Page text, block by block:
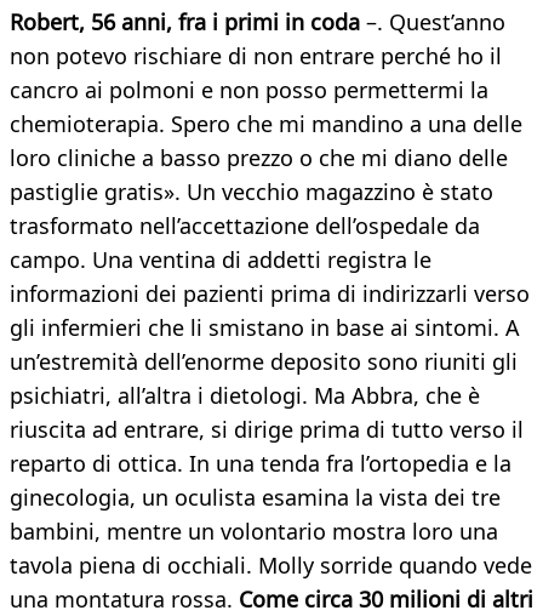
Robert, 56 anni, fra i primi in coda –. Quest’anno
non potevo rischiare di non entrare perché ho il
cancro ai polmoni e non posso permettermi la
chemioterapia. Spero che mi mandino a una delle
loro cliniche a basso prezzo o che mi diano delle
pastiglie gratis». Un vecchio magazzino è stato
trasformato nell’accettazione dell’ospedale da
campo. Una ventina di addetti registra le
informazioni dei pazienti prima di indirizzarli verso
gli infermieri che li smistano in base ai sintomi. A
un’estremità dell’enorme deposito sono riuniti gli
psichiatri, all’altra i dietologi. Ma Abbra, che è
riuscita ad entrare, si dirige prima di tutto verso il
reparto di ottica. In una tenda fra l’ortopedia e la
ginecologia, un oculista esamina la vista dei tre
bambini, mentre un volontario mostra loro una
tavola piena di occhiali. Molly sorride quando vede
una montatura rossa. Come circa 30 milioni di altri